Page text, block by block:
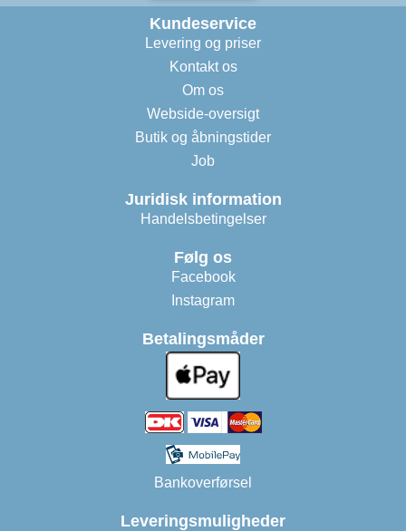
Kundeservice
Levering og priser
Kontakt os
Om os
Webside-oversigt
Butik og åbningstider
Job
Juridisk information
Handelsbetingelser
Følg os
Facebook
Instagram
Betalingsmåder
Bankoverførsel
Leveringsmuligheder